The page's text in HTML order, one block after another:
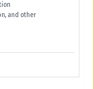
and other